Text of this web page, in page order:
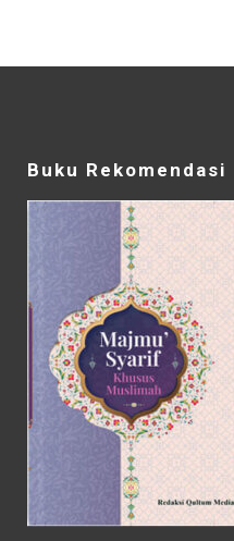
Buku Rekomendasi